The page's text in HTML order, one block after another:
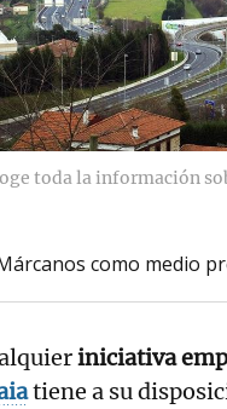
toda la información
como medio
iniciativa
tiene a su